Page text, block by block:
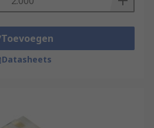
Toevoegen
Datasheets